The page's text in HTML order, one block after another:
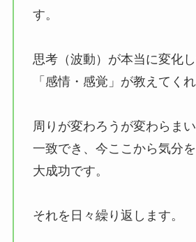
す。
思考（波動）が本当に変化
「感情・感覚」が教えてくれ
周りが変わろうが変わらま
一致でき、今ここから気分
大成功です。
それを日々繰り返します。